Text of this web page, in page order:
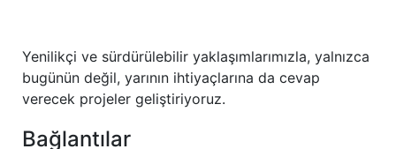
Yenilikçi ve sürdürülebilir yaklaşımlarımızla, yalnızca
bugünün değil, yarının ihtiyaçlarına da cevap
verecek projeler geliştiriyoruz.
Bağlantılar